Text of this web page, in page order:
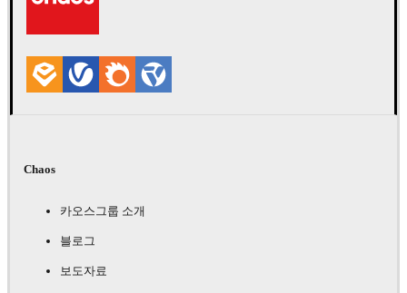
Chaos
카오스그룹 소개
블로그
보도자료